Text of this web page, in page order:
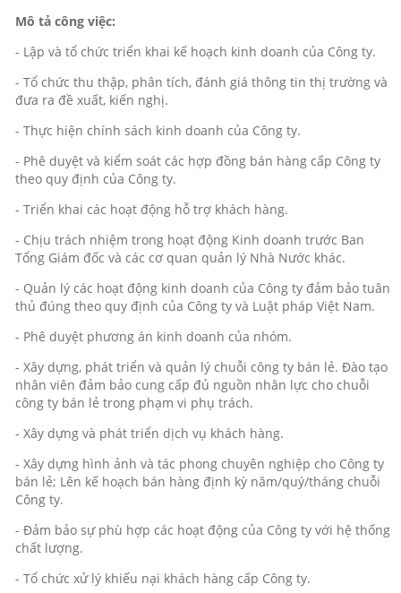
Mô tả công việc:
- Lập và tổ chức triển khai kế hoạch kinh doanh của Công ty.
- Tổ chức thu thập, phân tích, đánh giá thông tin thị trường và
đưa ra đề xuất, kiến nghị.
- Thực hiện chính sách kinh doanh của Công ty.
- Phê duyệt và kiểm soát các hợp đồng bán hàng cấp Công ty
theo quy định của Công ty.
- Triển khai các hoạt động hỗ trợ khách hàng.
- Chịu trách nhiệm trong hoạt động Kinh doanh trước Ban
Tổng Giám đốc và các cơ quan quản lý Nhà Nước khác.
- Quản lý các hoạt động kinh doanh của Công ty đảm bảo tuân
thủ đúng theo quy định của Công ty và Luật pháp Việt Nam.
- Phê duyệt phương án kinh doanh của nhóm.
- Xây dựng, phát triển và quản lý chuỗi công ty bán lẻ. Đào tạo
nhân viên đảm bảo cung cấp đủ nguồn nhân lực cho chuỗi
công ty bán lẻ trong phạm vi phụ trách.
- Xây dựng và phát triển dịch vụ khách hàng.
- Xây dựng hình ảnh và tác phong chuyên nghiệp cho Công ty
bán lẻ; Lên kế hoạch bán hàng định kỳ năm/quý/tháng chuỗi
Công ty.
- Đảm bảo sự phù hợp các hoạt động của Công ty với hệ thống
chất lượng.
- Tổ chức xử lý khiếu nại khách hàng cấp Công ty.